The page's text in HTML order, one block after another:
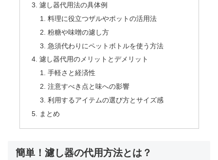
濾し器代用法の具体例
料理に役立つザルやポットの活用法
粉糖や味噌の濾し方
急須代わりにペットボトルを使う方法
濾し器代用のメリットとデメリット
手軽さと経済性
注意すべき点と味への影響
利用するアイテムの選び方とサイズ感
まとめ
簡単！濾し器の代用方法とは？